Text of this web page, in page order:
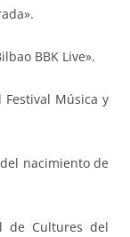
BBK Live».
Música y
nacimiento de
de Cultures del